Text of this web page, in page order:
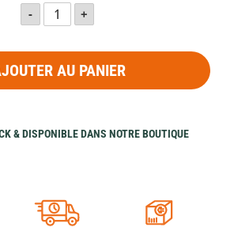
AU PANIER
& DISPONIBLE DANS NOTRE BOUTIQUE